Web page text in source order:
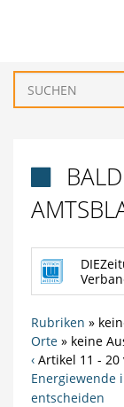
GEMEINDEN
WIRTSCHAFT
Rubriken »
Orte» keine
‹ Artikel 11 - 20
Energiewende
entscheiden